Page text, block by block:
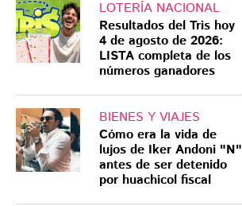
LOTERÍA NACIONAL
Resultados del Tris hoy
4 de agosto de 2026:
LISTA completa de los
números ganadores
BIENES Y VIAJES
Cómo era la vida de
lujos de Iker Andoni "N"
antes de ser detenido
por huachicol fiscal